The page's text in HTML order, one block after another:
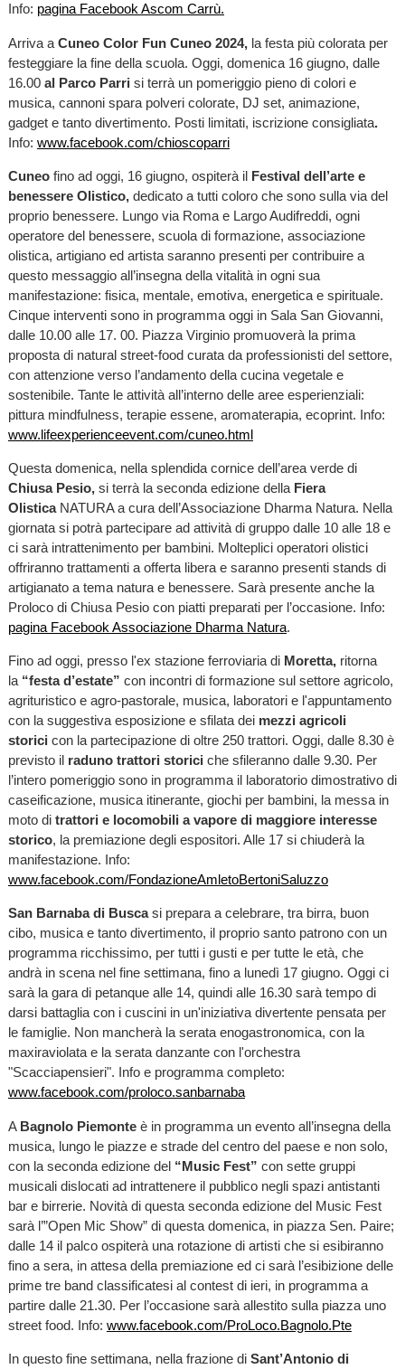
Info: pagina Facebook Ascom Carrù.
Arriva a Cuneo Color Fun Cuneo 2024,la festa più colorata per
festeggiare la fine della scuola. Oggi, domenica 16 giugno, dalle
16.00al Parco Parri si terrà un pomeriggio pieno di colori e
musica, cannoni spara polveri colorate, DJ set, animazione,
gadget e tanto divertimento. Posti limitati, iscrizione consigliata.
Info: www.facebook.com/chioscoparri
Cuneofino ad oggi, 16 giugno, ospiterà il Festival dell’arte e
benessere Olistico,dedicato a tutti coloro che sono sulla via del
proprio benessere. Lungo via Roma e Largo Audifreddi, ogni
operatore del benessere, scuola di formazione, associazione
olistica, artigiano ed artista saranno presenti per contribuire a
questo messaggio all’insegna della vitalità in ogni sua
manifestazione: fisica, mentale, emotiva, energetica e spirituale.
Cinque interventi sono in programma oggi in Sala San Giovanni,
dalle 10.00 alle 17. 00. Piazza Virginio promuoverà la prima
proposta di natural street-food curata da professionisti del settore,
con attenzione verso l’andamento della cucina vegetale e
sostenibile. Tante le attività all’interno delle aree esperienziali:
pittura mindfulness, terapie essene, aromaterapia, ecoprint. Info:
www.lifeexperienceevent.com/cuneo.html
Questa domenica, nella splendida cornice dell’area verde di
Chiusa Pesio,si terrà la seconda edizione della Fiera
OlisticaNATURA a cura dell’Associazione Dharma Natura. Nella
giornata si potrà partecipare ad attività di gruppo dalle 10 alle 18 e
ci sarà intrattenimento per bambini. Molteplici operatori olistici
offriranno trattamenti a offerta libera e saranno presenti stands di
artigianato a tema natura e benessere. Sarà presente anche la
Proloco di Chiusa Pesio con piatti preparati per l’occasione. Info:
pagina Facebook Associazione Dharma Natura.
Fino ad oggi, presso l'ex stazione ferroviaria di Moretta,ritorna
la “festa d’estate” con incontri di formazione sul settore agricolo,
agrituristico e agro-pastorale, musica, laboratori e l'appuntamento
con la suggestiva esposizione e sfilata dei mezzi agricoli
storici con la partecipazione di oltre 250 trattori. Oggi, dalle 8.30 è
previsto il raduno trattori storici che sfileranno dalle 9.30. Per
l’intero pomeriggio sono in programma il laboratorio dimostrativo di
caseificazione, musica itinerante, giochi per bambini, la messa in
moto di trattori e locomobili a vapore di maggiore interesse
storico, la premiazione degli espositori. Alle 17 si chiuderà la
manifestazione. Info:
www.facebook.com/FondazioneAmletoBertoniSaluzzo
San Barnaba di Buscasi prepara a celebrare, tra birra, buon
cibo, musica e tanto divertimento, il proprio santo patrono con un
programma ricchissimo, per tutti i gusti e per tutte le età, che
andrà in scena nel fine settimana, fino a lunedì 17 giugno. Oggi ci
sarà la gara di petanque alle 14, quindi alle 16.30 sarà tempo di
darsi battaglia con i cuscini in un'iniziativa divertente pensata per
le famiglie. Non mancherà la serata enogastronomica, con la
maxiraviolata e la serata danzante con l'orchestra
"Scacciapensieri". Info e programma completo:
www.facebook.com/proloco.sanbarnaba
A Bagnolo Piemonteè in programma un evento all’insegna della
musica, lungo le piazze e strade del centro del paese e non solo,
con la seconda edizione del “Music Fest” con sette gruppi
musicali dislocati ad intrattenere il pubblico negli spazi antistanti
bar e birrerie. Novità di questa seconda edizione del Music Fest
sarà l’”Open Mic Show” di questa domenica, in piazza Sen. Paire;
dalle 14 il palco ospiterà una rotazione di artisti che si esibiranno
fino a sera, in attesa della premiazione ed ci sarà l’esibizione delle
prime tre band classificatesi al contest di ieri, in programma a
partire dalle 21.30. Per l’occasione sarà allestito sulla piazza uno
street food. Info: www.facebook.com/ProLoco.Bagnolo.Pte
In questo fine settimana, nella frazione di Sant’Antonio di